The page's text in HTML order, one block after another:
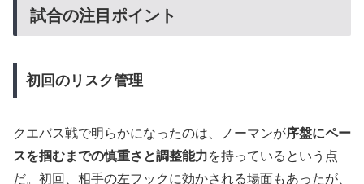
試合の注目ポイント
初回のリスク管理
クエバス戦で明らかになったのは、ノーマンが序盤にペー
スを掴むまでの慎重さと調整能力を持っているという点
だ。初回、相手の左フックに効かされる場面もあったが、